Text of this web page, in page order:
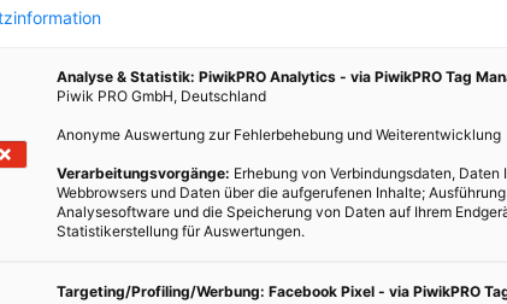
Analyse & Statistik: PiwikPRO Analytics - via PiwikPRO Tag
Piwik PRO GmbH, Deutschland
Anonyme Auswertung zur Fehlerbehebung und Weiterentwicklung
Verarbeitungsvorgänge: Erhebung von Verbindungsdaten, Daten
Webbrowsers und Daten über die aufgerufenen Inhalte;
Analysesoftware und die Speicherung von Daten auf Ihrem
Statistikerstellung für Auswertungen.
Targeting/Profiling/Werbung: Facebook Pixel - via PiwikPRO